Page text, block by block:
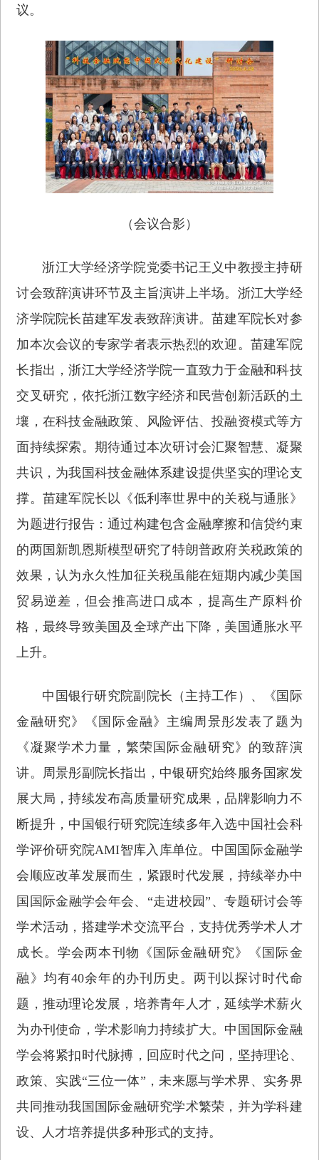
议。
（会议合影）
浙江大学经济学院党委书记王义中教授主持研
讨会致辞演讲环节及主旨演讲上半场。浙江大学经
济学院院长苗建军发表致辞演讲。苗建军院长对参
加本次会议的专家学者表示热烈的欢迎。苗建军院
长指出，浙江大学经济学院一直致力于金融和科技
交叉研究，依托浙江数字经济和民营创新活跃的土
壤，在科技金融政策、风险评估、投融资模式等方
面持续探索。期待通过本次研讨会汇聚智慧、凝聚
共识，为我国科技金融体系建设提供坚实的理论支
撑。苗建军院长以《低利率世界中的关税与通胀》
为题进行报告：通过构建包含金融摩擦和信贷约束
的两国新凯恩斯模型研究了特朗普政府关税政策的
效果，认为永久性加征关税虽能在短期内减少美国
贸易逆差，但会推高进口成本，提高生产原料价
格，最终导致美国及全球产出下降，美国通胀水平
上升。
中国银行研究院副院长（主持工作）、《国际
金融研究》《国际金融》主编周景彤发表了题为
《凝聚学术力量，繁荣国际金融研究》的致辞演
讲。周景彤副院长指出，中银研究始终服务国家发
展大局，持续发布高质量研究成果，品牌影响力不
断提升，中国银行研究院连续多年入选中国社会科
学评价研究院AMI智库入库单位。中国国际金融学
会顺应改革发展而生，紧跟时代发展，持续举办中
国国际金融学会年会、“走进校园”、专题研讨会等
学术活动，搭建学术交流平台，支持优秀学术人才
成长。学会两本刊物《国际金融研究》《国际金
融》均有40余年的办刊历史。两刊以探讨时代命
题，推动理论发展，培养青年人才，延续学术薪火
为办刊使命，学术影响力持续扩大。中国国际金融
学会将紧扣时代脉搏，回应时代之问，坚持理论、
政策、实践“三位一体”，未来愿与学术界、实务界
共同推动我国国际金融研究学术繁荣，并为学科建
设、人才培养提供多种形式的支持。